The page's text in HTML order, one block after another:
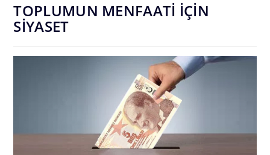
TOPLUMUN MENFAATİ İÇİN
SİYASET